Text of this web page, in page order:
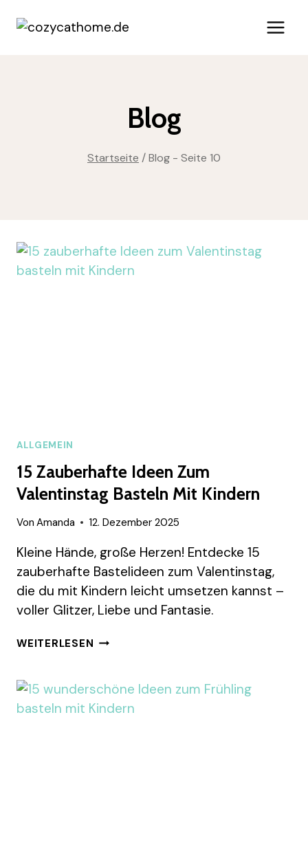
Inhalt
Blog
Startseite /Blog - Seite 10
ALLGEMEIN
15 Zauberhafte Ideen Zum
Valentinstag Basteln Mit Kindern
Von Amanda 12. Dezember 2025
Kleine Hände, große Herzen! Entdecke 15
zauberhafte Bastelideen zum Valentinstag,
die du mit Kindern leicht umsetzen kannst –
voller Glitzer, Liebe und Fantasie.
WEITERLESEN 15
ZUM
VALENTINSTAG
BASTELN